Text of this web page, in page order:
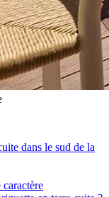
dans le sud de la